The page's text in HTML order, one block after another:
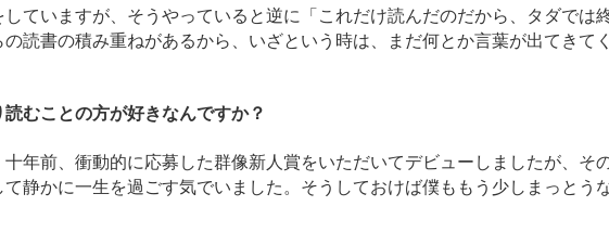
ていますが、そうやっていると逆に「これだけ読んだのだから、タダでは
読書の積み重ねがあるから、いざという時は、まだ何とか言葉が出てきて
むことの方が好きなんですか？
年前、衝動的に応募した群像新人賞をいただいてデビューしましたが、そ
静かに一生を過ごす気でいました。そうしておけば僕ももう少しまっとう